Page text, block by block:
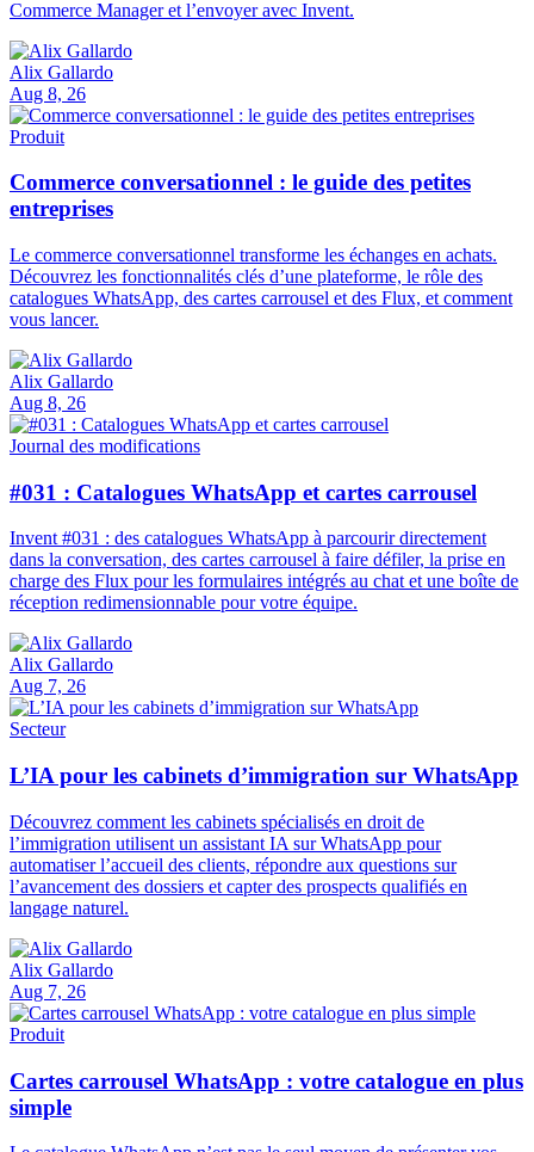
Commerce Manager et l’envoyer avec Invent.
Alix Gallardo
Aug 8, 26
Produit
Commerce conversationnel : le guide des petites
entreprises
Le commerce conversationnel transforme les échanges en achats.
Découvrez les fonctionnalités clés d’une plateforme, le rôle des
catalogues WhatsApp, des cartes carrousel et des Flux, et comment
vous lancer.
Alix Gallardo
Aug 8, 26
Journal des modifications
#031 : Catalogues WhatsApp et cartes carrousel
Invent #031 : des catalogues WhatsApp à parcourir directement
dans la conversation, des cartes carrousel à faire défiler, la prise en
charge des Flux pour les formulaires intégrés au chat et une boîte de
réception redimensionnable pour votre équipe.
Alix Gallardo
Aug 7, 26
Secteur
L’IA pour les cabinets d’immigration sur WhatsApp
Découvrez comment les cabinets spécialisés en droit de
l’immigration utilisent un assistant IA sur WhatsApp pour
automatiser l’accueil des clients, répondre aux questions sur
l’avancement des dossiers et capter des prospects qualifiés en
langage naturel.
Alix Gallardo
Aug 7, 26
Produit
Cartes carrousel WhatsApp : votre catalogue en plus
simple